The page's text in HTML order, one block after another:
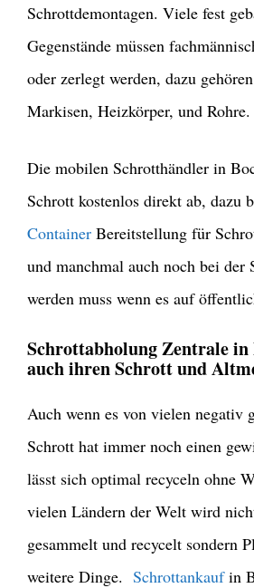
Schrottdemontagen. Viele fest
Gegenstände müssen
oder zerlegt werden, dazu
Markisen, Heizkörper, und Rohre.
Die mobilen Schrotthändler in
Schrott kostenlos direkt ab, dazu
Container Bereitstellung für
und manchmal auch noch bei der
werden muss wenn es auf
Schrottabholung Zentrale
auch ihren Schrott und
Auch wenn es von vielen negativ
Schrott hat immer noch einen
lässt sich optimal recyceln ohne
vielen Ländern der Welt wird
gesammelt und recycelt sondern
weitere Dinge. Schrottankaufin